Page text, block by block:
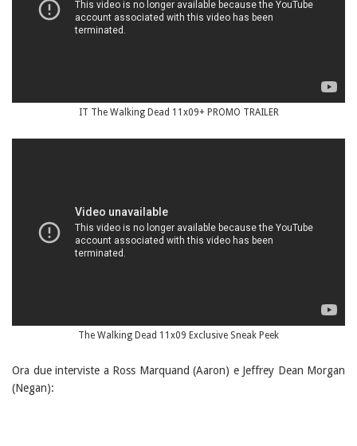
IT The Walking Dead 11x09+ PROMO TRAILER
The Walking Dead 11x09 Exclusive Sneak Peek
Ora due interviste a Ross Marquand (Aaron) e Jeffrey Dean Morgan
(Negan):